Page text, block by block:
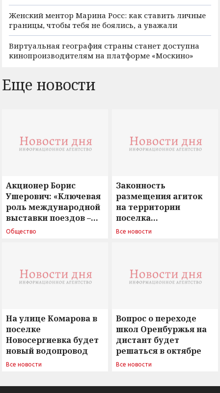
Женский ментор Марина Росс: как ставить личные
границы, чтобы тебя не боялись, а уважали
Виртуальная география страны станет доступна
кинопроизводителям на платформе «Москино»
Еще новости
Акционер Борис
Ушерович: «Ключевая
роль международной
выставки поездов –
поиск ответов на
Общество
Законность
размещения агиток
на территории
поселка
Новосергиевка
Все новости
На улице Комарова в
поселке
Новосергиевка будет
новый водопровод
Все новости
Вопрос о переходе
школ Оренбуржья на
дистант будет
решаться в октябре
Все новости